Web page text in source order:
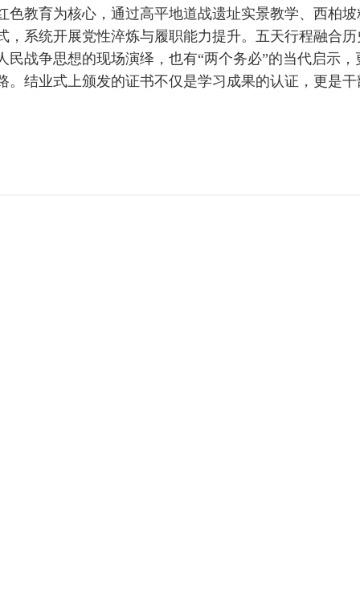
色教育为核心，通过高平地道战遗址实景教学、西柏
系统开展党性淬炼与履职能力提升。五天行程融合历
民战争思想的现场演绎，也有“两个务必”的当代启示，
。结业式上颁发的证书不仅是学习成果的认证，更是干